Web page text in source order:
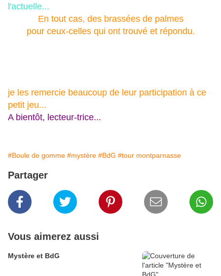
l'actuelle...
En tout cas, des brassées de palmes
pour ceux-celles qui ont trouvé et répondu.
je les remercie beaucoup de leur participation à ce
petit jeu...
A bientôt, lecteur-trice...
#Boule de gomme #mystère #BdG #tour montparnasse
Partager
Vous aimerez aussi
Mystère et BdG